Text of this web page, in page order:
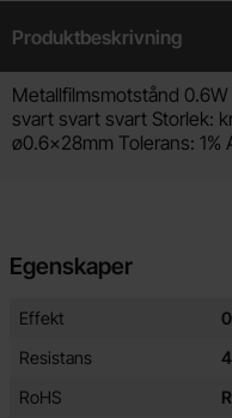
Produktbeskrivning
Metallfilmsmotstånd
svart svart svart Storlek:
ø0.6x28mm Tolerans:
Egenskaper
Egenskaper/attribut för denna
Attribut
Effekt
Resistans
RoHS